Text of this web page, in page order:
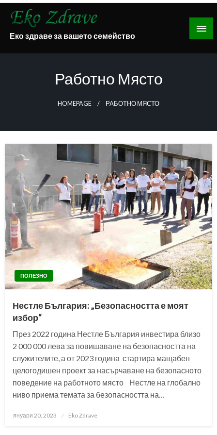
Skip
Еко здраве за вашето семейство
Работно Място
HOMEPAGE РАБОТНО МЯСТО
ПОЛЕЗНО
Нестле България: „Безопасността е моят
избор“
През 2022 година Нестле България инвестира близо
2 000 000 лева за повишаване на безопасността на
служителите, а от 2023 година стартира мащабен
целогодишен проект за насърчаване на безопасното
поведение на работното място Нестле на глобално
ниво приема темата за безопасността на…
Posted
януари 20, 2023 Eko Zdrave